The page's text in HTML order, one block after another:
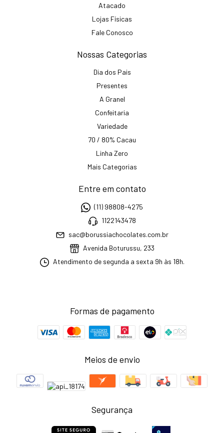
Atacado
Lojas Físicas
Fale Conosco
Nossas Categorias
Dia dos Pais
Presentes
A Granel
Confeitaria
Variedade
70 / 80% Cacau
Linha Zero
Mais Categorias
Entre em contato
(11) 98808-4275
1122143478
sac@borussiachocolates.com.br
Avenida Boturussu, 233
Atendimento de segunda a sexta 9h às 18h.
Formas de pagamento
Meios de envio
Segurança